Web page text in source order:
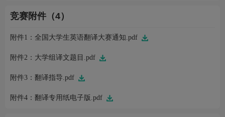
竞赛附件（4）
附件1：全国大学生英语翻译大赛通知.pdf
附件2：大学组译文题目.pdf
附件3：翻译指导.pdf
附件4：翻译专用纸电子版.pdf